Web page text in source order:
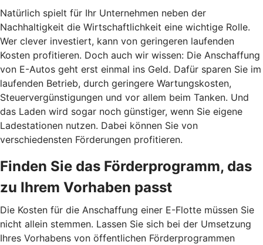
Natürlich spielt für Ihr Unternehmen neben der
Nachhaltigkeit die Wirtschaftlichkeit eine wichtige Rolle.
Wer clever investiert, kann von geringeren laufenden
Kosten profitieren. Doch auch wir wissen: Die Anschaffung
von E-Autos geht erst einmal ins Geld. Dafür sparen Sie im
laufenden Betrieb, durch geringere Wartungskosten,
Steuervergünstigungen und vor allem beim Tanken. Und
das Laden wird sogar noch günstiger, wenn Sie eigene
Ladestationen nutzen. Dabei können Sie von
verschiedensten Förderungen profitieren.
Finden Sie das Förderprogramm, das
zu Ihrem Vorhaben passt
Die Kosten für die Anschaffung einer E-Flotte müssen Sie
nicht allein stemmen. Lassen Sie sich bei der Umsetzung
Ihres Vorhabens von öffentlichen Förderprogrammen